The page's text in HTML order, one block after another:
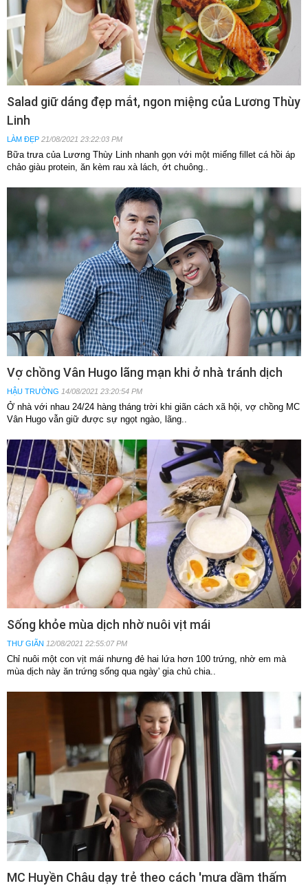
Salad giữ dáng đẹp mắt, ngon miệng của Lương Thùy
Linh
LÀM ĐẸP 21/08/2021 23:22:03 PM
Bữa trưa của Lương Thùy Linh nhanh gọn với một miếng fillet cá hồi áp
chảo giàu protein, ăn kèm rau xà lách, ớt chuông..
Vợ chồng Vân Hugo lãng mạn khi ở nhà tránh dịch
HẬU TRƯỜNG 14/08/2021 23:20:54 PM
Ở nhà với nhau 24/24 hàng tháng trời khi giãn cách xã hội, vợ chồng MC
Vân Hugo vẫn giữ được sự ngọt ngào, lãng..
Sống khỏe mùa dịch nhờ nuôi vịt mái
THƯ GIÃN 12/08/2021 22:55:07 PM
Chỉ nuôi một con vịt mái nhưng đẻ hai lứa hơn 100 trứng, nhờ em mà
mùa dịch này ăn trứng sống qua ngày' gia chủ chia..
MC Huyền Châu dạy trẻ theo cách 'mưa dầm thấm